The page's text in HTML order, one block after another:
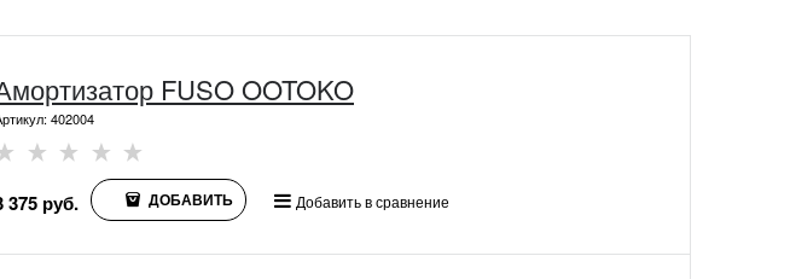
FUSO OOTOKO
402004
375 руб. ДОБАВИТЬ Добавить в сравнение